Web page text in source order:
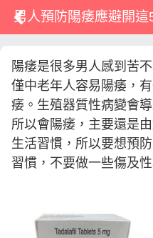
男人預防陽痿應避開
陽痿是很多男人感到苦
僅中老年人容易陽痿，
痿。生殖器質性病變會
所以會陽痿，主要還是
生活習慣，所以要想預
習慣，不要做一些傷及